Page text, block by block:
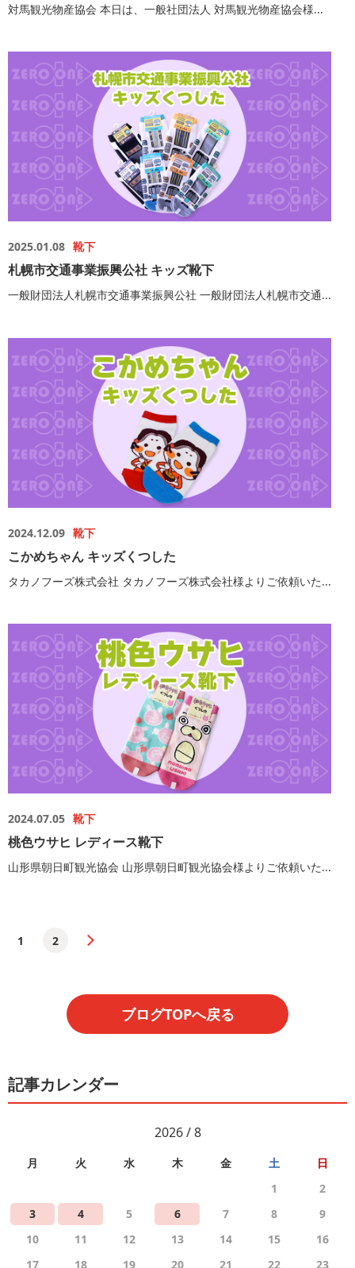
対馬観光物産協会 本日は、一般社団法人 対馬観光物産協会様...
2025.01.08 靴下
札幌市交通事業振興公社 キッズ靴下
一般財団法人札幌市交通事業振興公社 一般財団法人札幌市交通...
2024.12.09 靴下
こかめちゃん キッズくつした
タカノフーズ株式会社 タカノフーズ株式会社様よりご依頼いた...
2024.07.05 靴下
桃色ウサヒ レディース靴下
山形県朝日町観光協会 山形県朝日町観光協会様よりご依頼いた...
1 2
ブログTOPへ戻る
記事カレンダー
2026 / 8
月 火 水 木 金 土
日
1
2
3
4 5 6 7 8
9
10
11 12 13 14 15
16
17
18 19 20 21 22 23